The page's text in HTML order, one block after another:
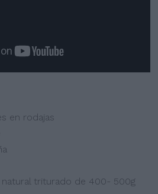
en rodajas
triturado de 400- 500g